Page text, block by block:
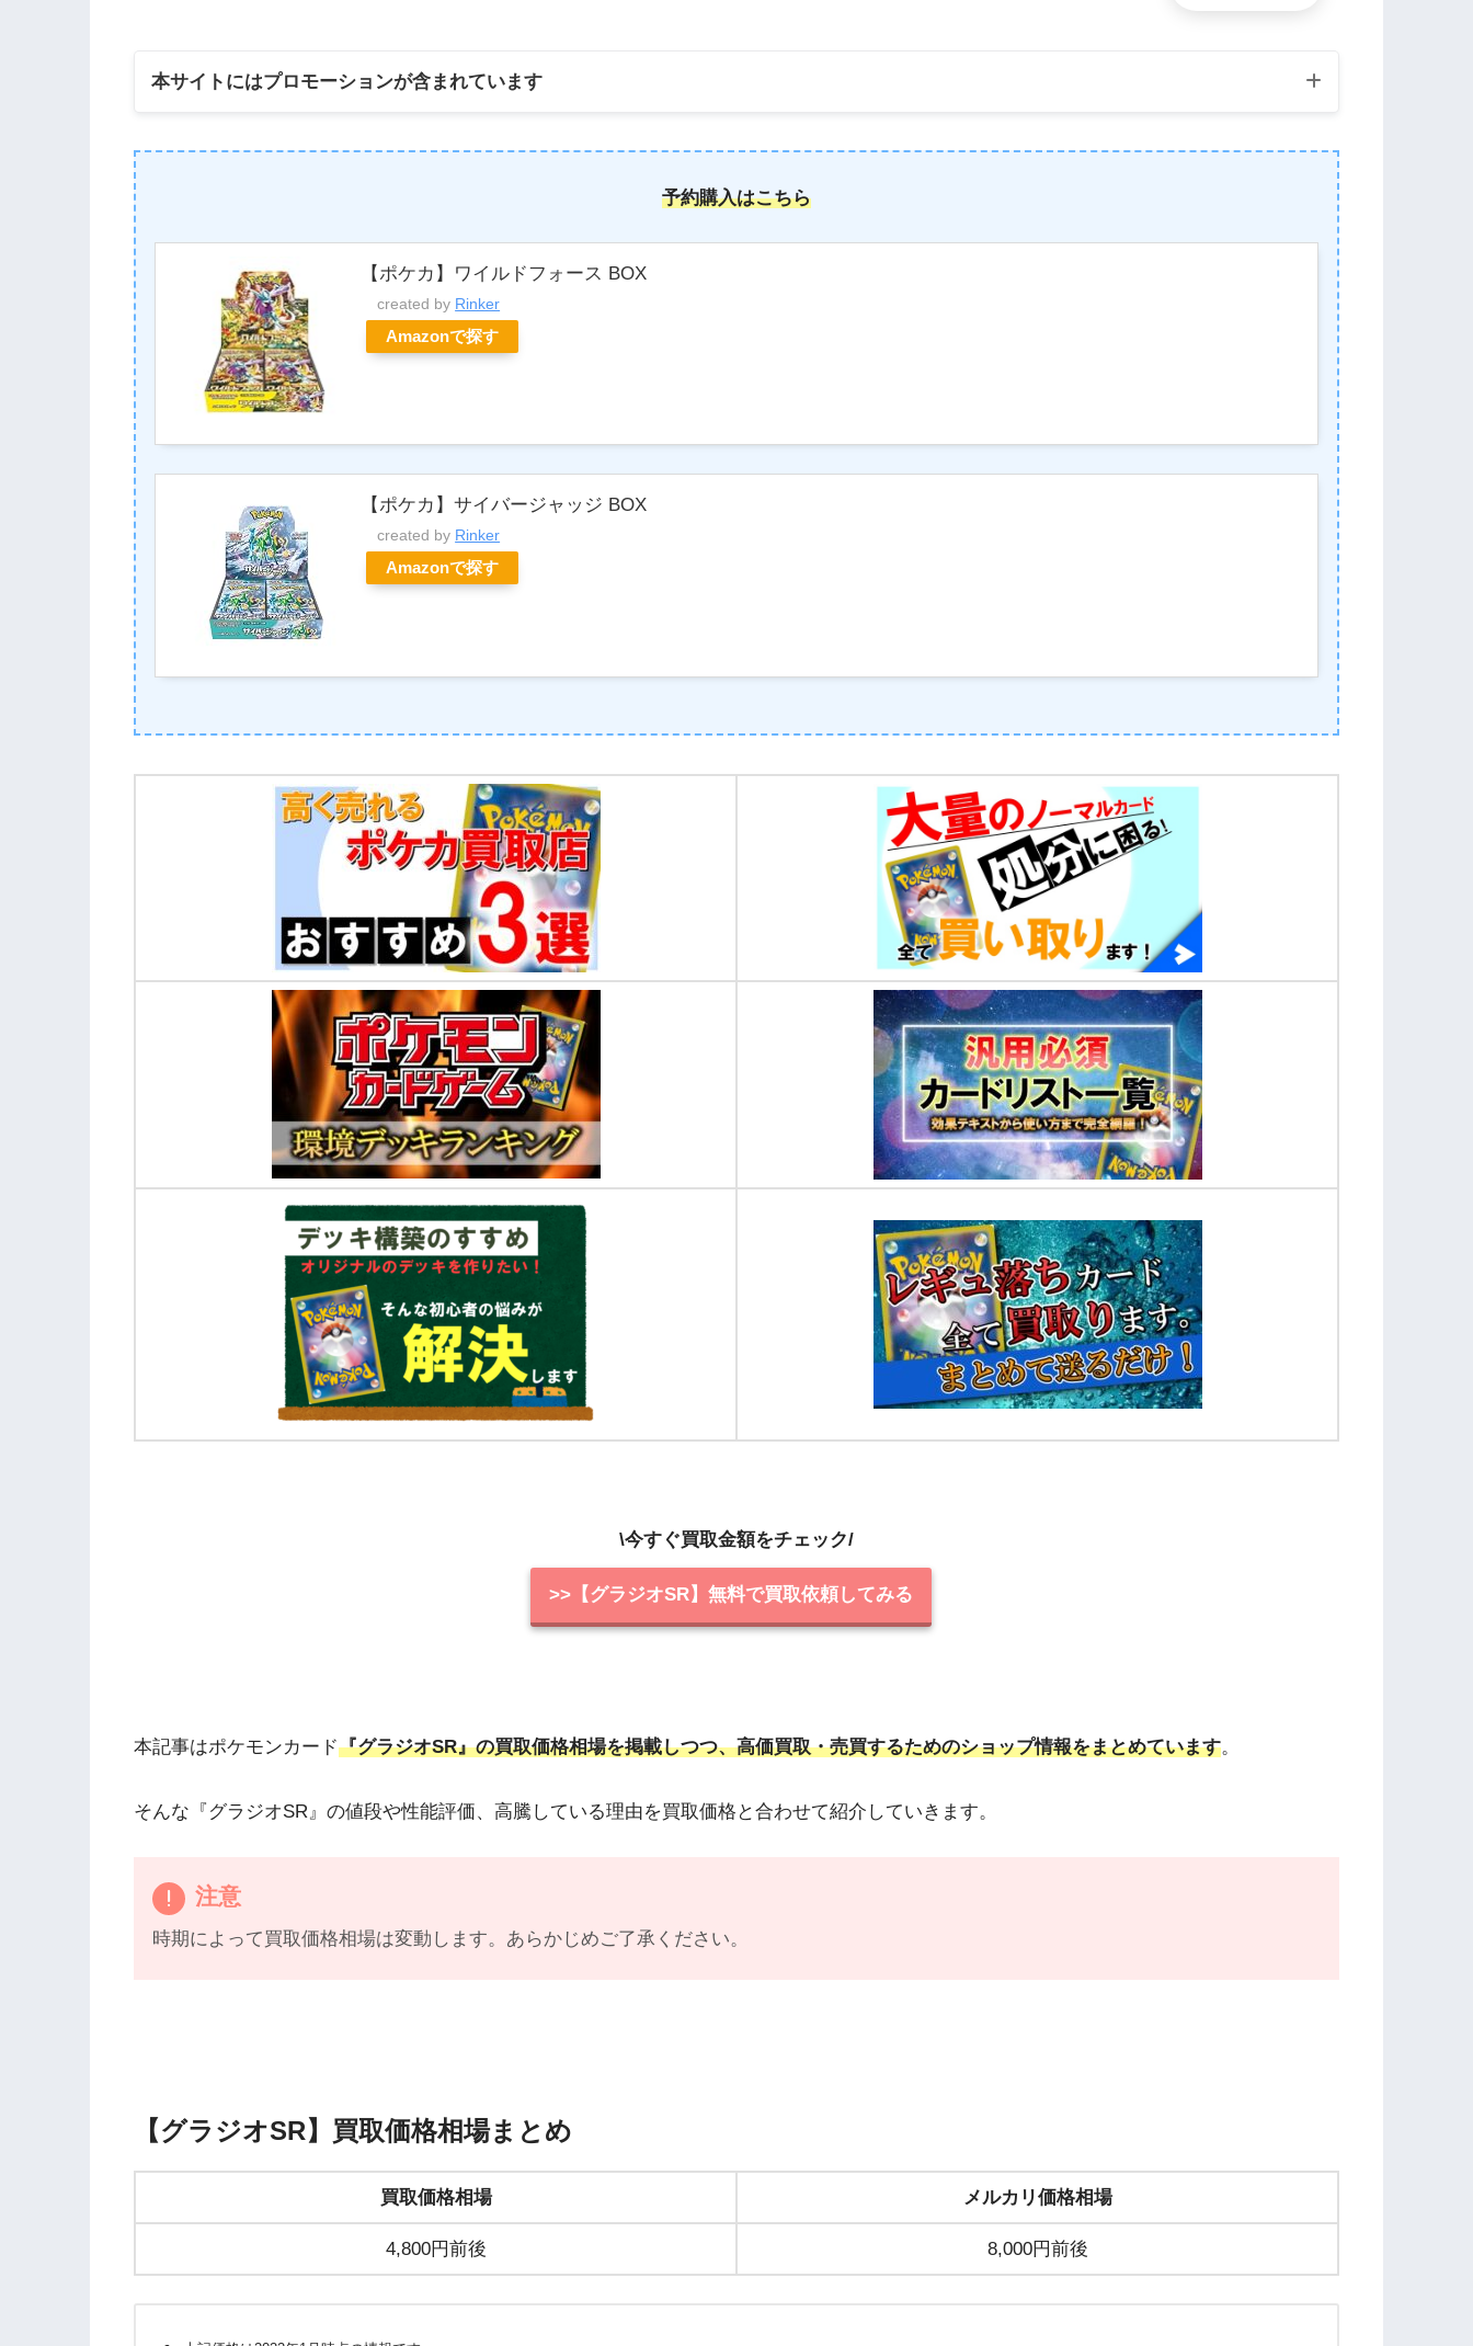
本サイトにはプロモーションが含まれています
予約購入はこちら
【ポケカ】ワイルドフォース BOX
created by Rinker
Amazonで探す
【ポケカ】サイバージャッジ BOX
created by Rinker
Amazonで探す
\今すぐ買取金額をチェック/
>>【グラジオSR】無料で買取依頼してみる
本記事はポケモンカード『グラジオSR』の買取価格相場を掲載しつつ、高価買取・売買するためのショップ情報をまとめています。
そんな『グラジオSR』の値段や性能評価、高騰している理由を買取価格と合わせて紹介していきます。
注意
時期によって買取価格相場は変動します。あらかじめご了承ください。
【グラジオSR】買取価格相場まとめ
買取価格相場 メルカリ価格相場
4,800円前後 8,000円前後